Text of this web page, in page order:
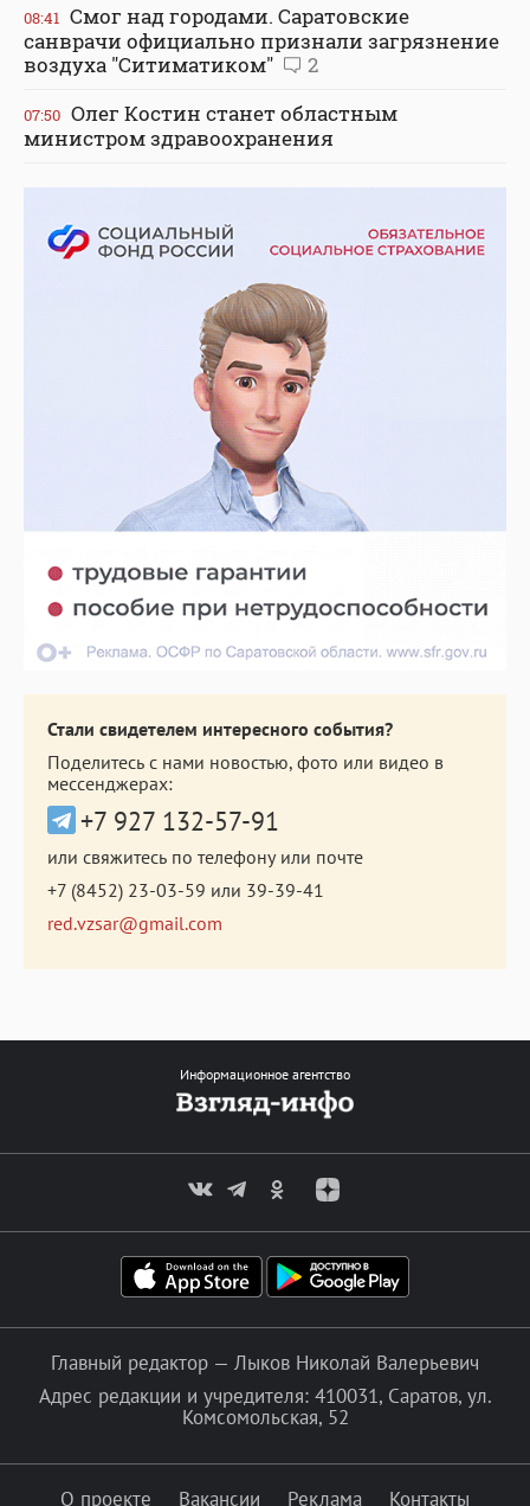
08:41 Смог над городами. Саратовские
санврачи официально признали загрязнение
воздуха "Ситиматиком"
2
07:50 Олег Костин станет областным
министром здравоохранения
Стали свидетелем интересного события?
Поделитесь с нами новостью, фото или видео в
мессенджерах:
+7 927 132-57-91
или свяжитесь по телефону или почте
+7 (8452) 23-03-59 или 39-39-41
red.vzsar@gmail.com
Информационное агентство
Главный редактор — Лыков Николай Валерьевич
Адрес редакции и учредителя: 410031, Саратов, ул.
Комсомольская, 52
О проекте Вакансии Реклама Контакты